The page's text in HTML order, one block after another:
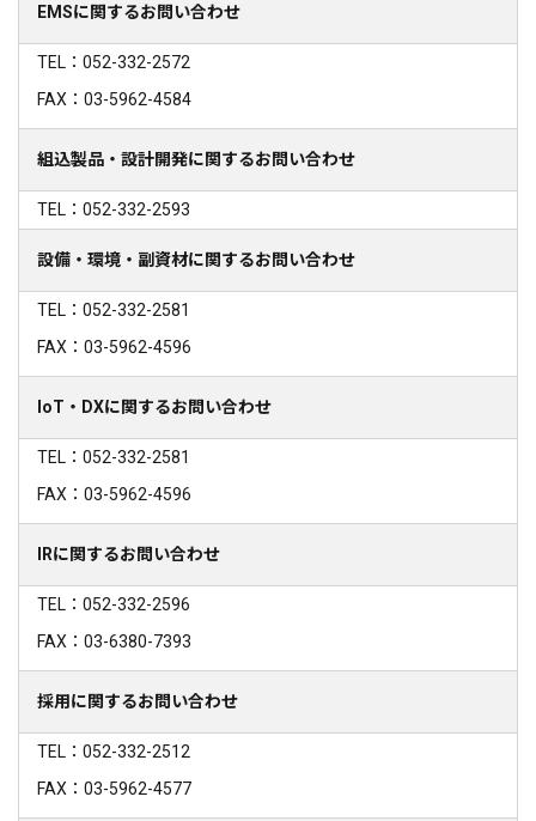
EMSに関するお問い合わせ
TEL：052-332-2572
FAX：03-5962-4584
組込製品・設計開発に関するお問い合わせ
TEL：052-332-2593
設備・環境・副資材に関するお問い合わせ
TEL：052-332-2581
FAX：03-5962-4596
IoT・DXに関するお問い合わせ
TEL：052-332-2581
FAX：03-5962-4596
IRに関するお問い合わせ
TEL：052-332-2596
FAX：03-6380-7393
採用に関するお問い合わせ
TEL：052-332-2512
FAX：03-5962-4577